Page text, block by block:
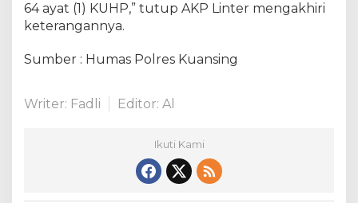
64 ayat (1) KUHP,” tutup AKP Linter mengakhiri
keterangannya.
Sumber : Humas Polres Kuansing
Writer: Fadli Editor: Al
Ikuti Kami